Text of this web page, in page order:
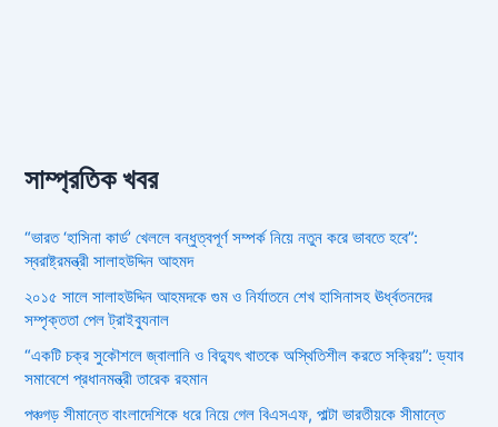
সাম্প্রতিক খবর
“ভারত ‘হাসিনা কার্ড’ খেললে বন্ধুত্বপূর্ণ সম্পর্ক নিয়ে নতুন করে ভাবতে হবে”:
স্বরাষ্ট্রমন্ত্রী সালাহউদ্দিন আহমদ
২০১৫ সালে সালাহউদ্দিন আহমদকে গুম ও নির্যাতনে শেখ হাসিনাসহ ঊর্ধ্বতনদের
সম্পৃক্ততা পেল ট্রাইব্যুনাল
“একটি চক্র সুকৌশলে জ্বালানি ও বিদ্যুৎ খাতকে অস্থিতিশীল করতে সক্রিয়”: ড্যাব
সমাবেশে প্রধানমন্ত্রী তারেক রহমান
পঞ্চগড় সীমান্তে বাংলাদেশিকে ধরে নিয়ে গেল বিএসএফ, পাল্টা ভারতীয়কে সীমান্তে